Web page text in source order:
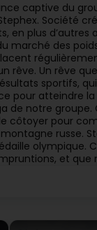
captive du
Société
en plus d’autres
marché des
rêve. Un rêve
sportifs,
pour atteindre
de notre
côtoyer pour
russe.
et que